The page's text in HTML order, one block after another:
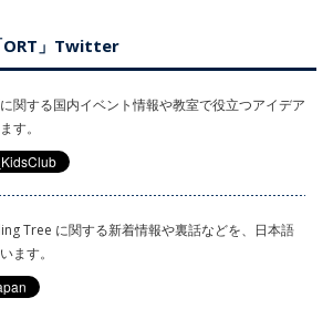
ORT」Twitter
関する国内イベント情報や教室で役立つアイデア
す。
Tree に関する新着情報や裏話などを、日本語
ます。